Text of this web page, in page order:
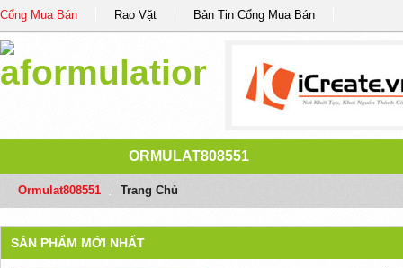
Cổng Mua Bán Rao Vặt Bản Tin Cổng Mua Bán
ORMULAT808551
Ormulat808551 Trang Chủ
SẢN PHẨM MỚI NHẤT